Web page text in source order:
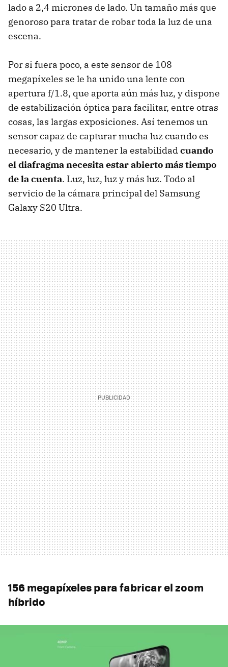
lado a 2,4 micrones de lado. Un tamaño más que
genoroso para tratar de robar toda la luz de una
escena.
Por si fuera poco, a este sensor de 108
megapíxeles se le ha unido una lente con
apertura f/1.8, que aporta aún más luz, y dispone
de estabilización óptica para facilitar, entre otras
cosas, las largas exposiciones. Así tenemos un
sensor capaz de capturar mucha luz cuando es
necesario, y de mantener la estabilidadcuando
el diafragma necesita estar abierto más tiempo
de la cuenta. Luz, luz, luz y más luz. Todo al
servicio de la cámara principal del Samsung
Galaxy S20 Ultra.
156 megapíxeles para fabricar el zoom
híbrido